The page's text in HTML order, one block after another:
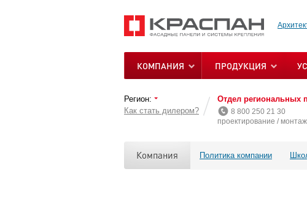
КОМПАНИЯ ПРОДУКЦИЯ
Регион:
Как стать дилером?
Отдел региональных
8 800 250 21 30
проектирование /
Компания Политика компании